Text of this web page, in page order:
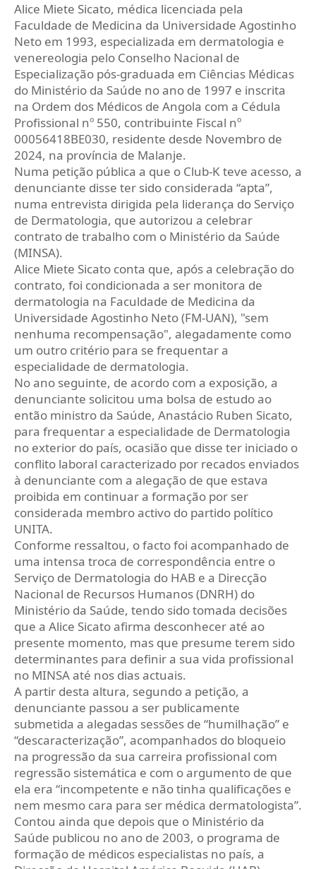
Alice Miete Sicato, médica licenciada pela
Faculdade de Medicina da Universidade Agostinho
Neto em 1993, especializada em dermatologia e
venereologia pelo Conselho Nacional de
Especialização pós-graduada em Ciências Médicas
do Ministério da Saúde no ano de 1997 e inscrita
na Ordem dos Médicos de Angola com a Cédula
Profissional nº 550, contribuinte Fiscal nº
00056418BE030, residente desde Novembro de
2024, na província de Malanje.
Numa petição pública a que o Club-K teve acesso, a
denunciante disse ter sido considerada “apta”,
numa entrevista dirigida pela liderança do Serviço
de Dermatologia, que autorizou a celebrar
contrato de trabalho com o Ministério da Saúde
(MINSA).
Alice Miete Sicato conta que, após a celebração do
contrato, foi condicionada a ser monitora de
dermatologia na Faculdade de Medicina da
Universidade Agostinho Neto (FM-UAN), "sem
nenhuma recompensação", alegadamente como
um outro critério para se frequentar a
especialidade de dermatologia.
No ano seguinte, de acordo com a exposição, a
denunciante solicitou uma bolsa de estudo ao
então ministro da Saúde, Anastácio Ruben Sicato,
para frequentar a especialidade de Dermatologia
no exterior do país, ocasião que disse ter iniciado o
conflito laboral caracterizado por recados enviados
à denunciante com a alegação de que estava
proibida em continuar a formação por ser
considerada membro activo do partido político
UNITA.
Conforme ressaltou, o facto foi acompanhado de
uma intensa troca de correspondência entre o
Serviço de Dermatologia do HAB e a Direcção
Nacional de Recursos Humanos (DNRH) do
Ministério da Saúde, tendo sido tomada decisões
que a Alice Sicato afirma desconhecer até ao
presente momento, mas que presume terem sido
determinantes para definir a sua vida profissional
no MINSA até nos dias actuais.
A partir desta altura, segundo a petição, a
denunciante passou a ser publicamente
submetida a alegadas sessões de “humilhação” e
“descaracterização”, acompanhados do bloqueio
na progressão da sua carreira profissional com
regressão sistemática e com o argumento de que
ela era “incompetente e não tinha qualificações e
nem mesmo cara para ser médica dermatologista”.
Contou ainda que depois que o Ministério da
Saúde publicou no ano de 2003, o programa de
formação de médicos especialistas no país, a